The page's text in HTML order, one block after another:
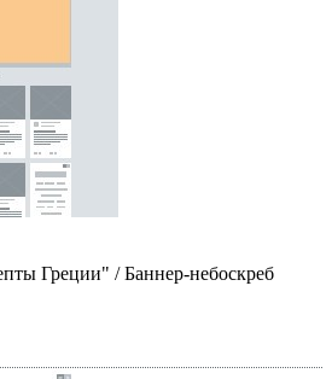
Греции" / Баннер-небоскреб